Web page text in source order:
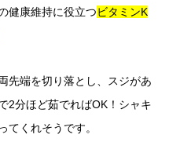
健康維持に役立つビタミンK
先端を切り落とし、スジがあ
2分ほど茹でればOK！シャキ
てくれそうです。